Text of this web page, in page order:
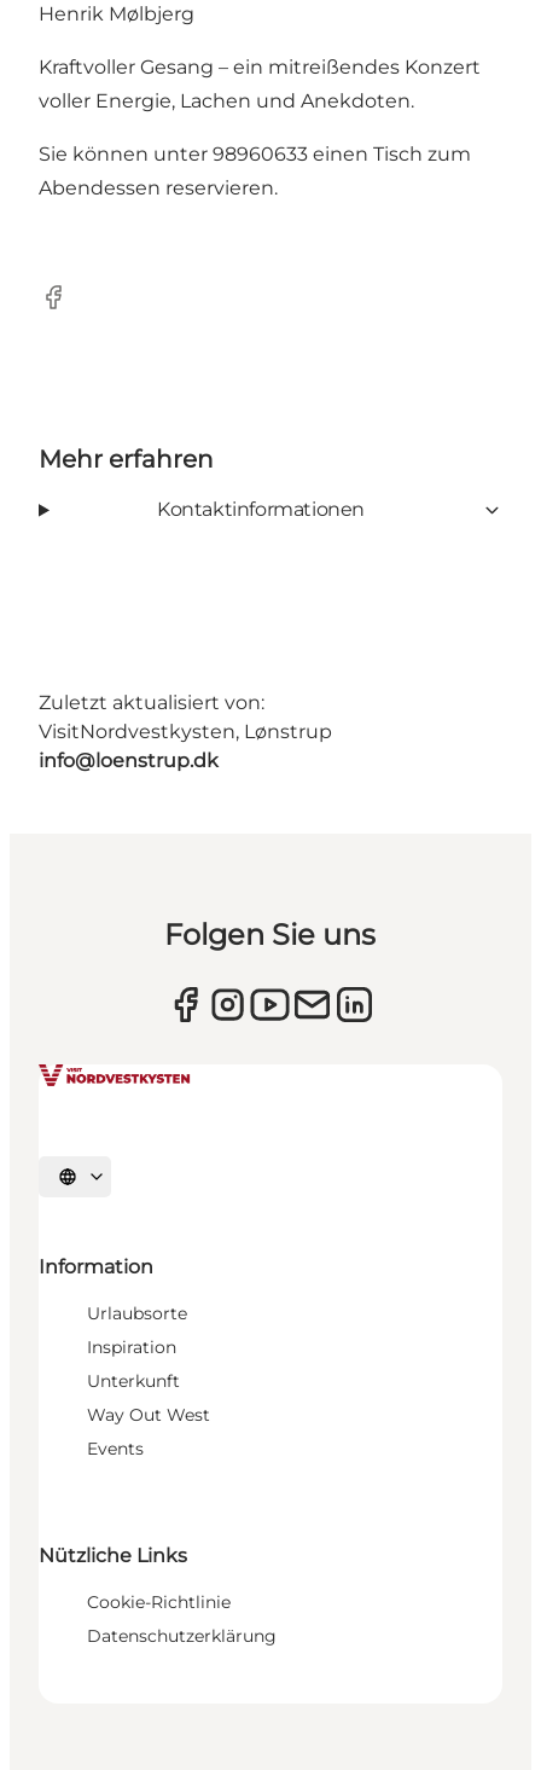
Henrik Mølbjerg
Kraftvoller Gesang – ein mitreißendes Konzert
voller Energie, Lachen und Anekdoten.
Sie können unter 98960633 einen Tisch zum
Abendessen reservieren.
Facebook
Mehr erfahren
Kontaktinformationen
Zuletzt aktualisiert von:
VisitNordvestkysten, Lønstrup
info@loenstrup.dk
Folgen Sie uns
Sprache auswählen
Information
Urlaubsorte
Inspiration
Unterkunft
Way Out West
Events
Nützliche Links
Cookie-Richtlinie
Datenschutzerklärung